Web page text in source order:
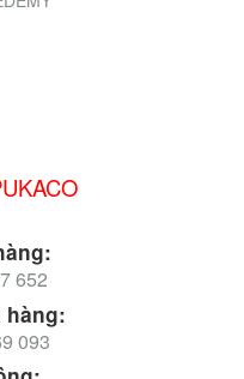
652
hàng:
093